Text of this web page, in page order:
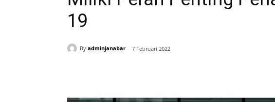
19
By adminjanabar 7 Februari 2022